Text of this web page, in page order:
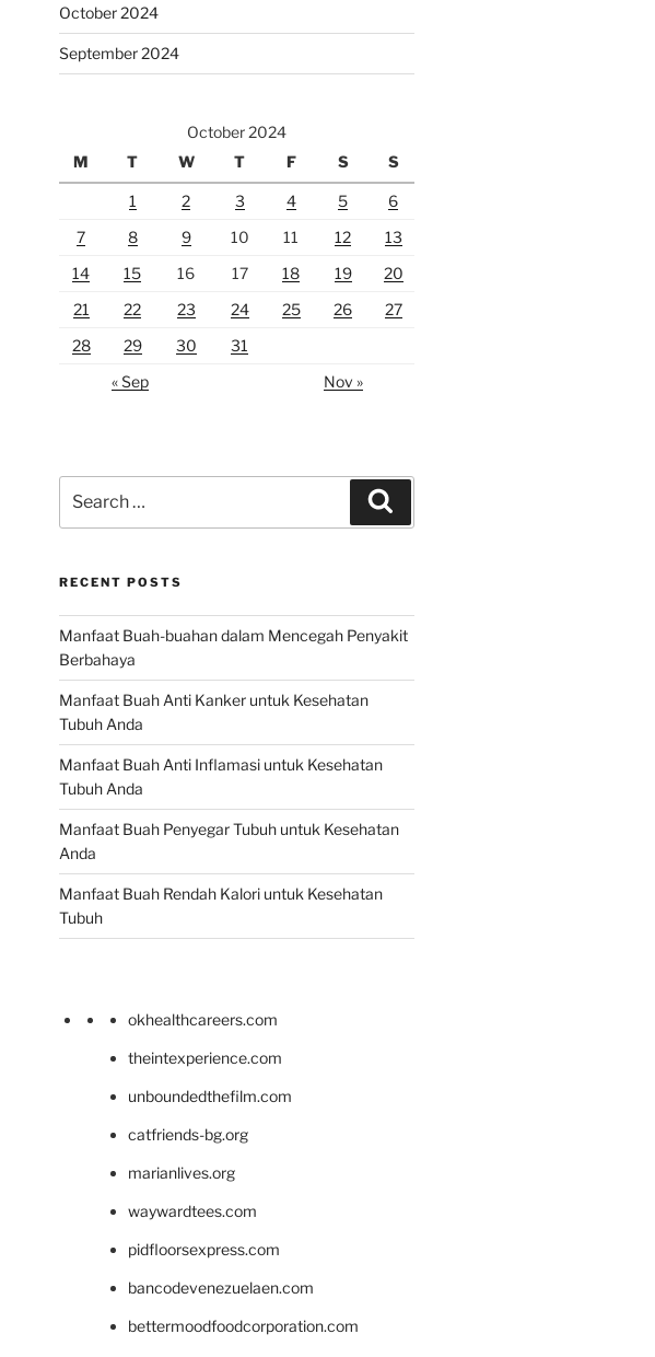
October 2024
September 2024
October 2024
M
T W T F S S
1 2 3 4 5
6
7
8 9 10 11 12
13
14
15 16 17 18 19
20
21
22 23 24 25 26
27
28
29 30
31
« Sep
Nov »
for:
RECENT POSTS
Manfaat Buah-buahan dalam Mencegah Penyakit
Berbahaya
Manfaat Buah Anti Kanker untuk Kesehatan
Tubuh Anda
Manfaat Buah Anti Inflamasi untuk Kesehatan
Tubuh Anda
Manfaat Buah Penyegar Tubuh untuk Kesehatan
Anda
Manfaat Buah Rendah Kalori untuk Kesehatan
Tubuh
okhealthcareers.com
theintexperience.com
unboundedthefilm.com
catfriends-bg.org
marianlives.org
waywardtees.com
pidfloorsexpress.com
bancodevenezuelaen.com
bettermoodfoodcorporation.com